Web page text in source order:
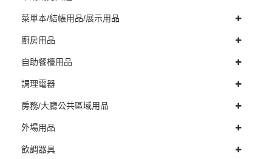
菜單本/結帳用品/展示用品
廚房用品
自助餐檯用品
調理電器
房務/大廳公共區域用品
外場用品
飲調器具